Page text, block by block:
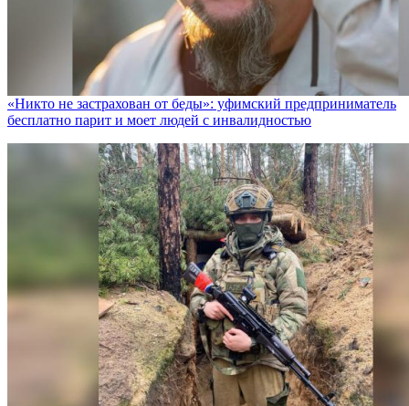
«Никто не заcтрахован от беды»: уфимский предприниматель
бесплатно парит и моет людей с инвалидностью